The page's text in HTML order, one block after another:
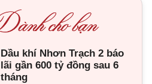
Dầu khí Nhơn Trạch 2 báo
lãi gần 600 tỷ đồng sau 6
tháng